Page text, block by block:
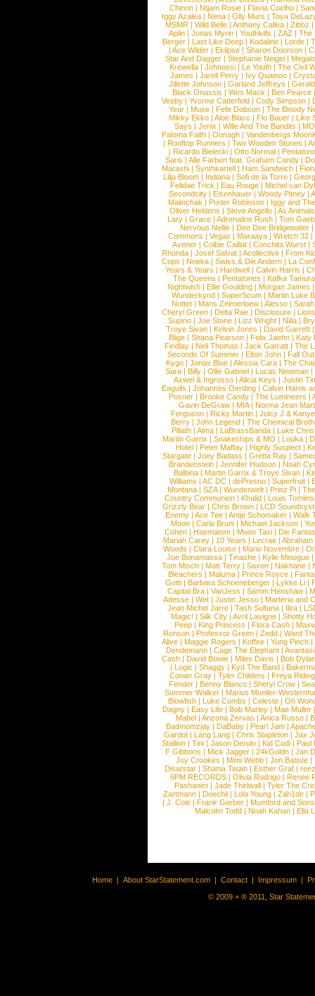
Chevin |Ntjam Rosie |Flavia Coelho |
Iggy Azalea | Nena | Olly Murs | Toya
MSMR |Wild Belle |Anthony Callea |Zibbz
Aplin | Jonas Myrin | Youthkills | ZAZ | The
Berger |Last Like Deep |Kodaline |Lorde |
|Ace Wilder |Eklipse |Sharon Doorson |
Star And Dagger | Stephanie Neigel |
Krewella | Johnossi | Le Youth | The Civil
James | Jarell Perry | Ivy Quainoo |
Jillette Johnson | Garland Jeffreys |
Black Onassis | Wes Mack | Ben Pearce
Veeby | Yvonne Catterfeld | Cody Simpson |
Year |Muse |Fefe Dobson |The Bloody
Mikky Ekko | Aloe Blacc | Flo Bauer | Like
Says | Jenix | Wille And The Bandits | MO
Paloma Faith |Oonagh |Vandenbergs
|Rooftop Runners |Two Wooden Stones |
| Ricardo Bielecki | Otto Normal |
Saris | Alle Farben feat. Graham Candy |
Marashi | Synthkartell | Ham Sandwich |
Lilja Bloom | Indiana | Sofi de la Torre |
Felidae Trick | Eau Rouge | Michel van
Secondcity |Eisenhauer |Woody Pitney |
Malinchak |Porter Robinson | Iggy and
Oliver Heldens |Steve Angello |As Animals
Lary | Grace | Adrenaline Rush | Tom
Nervous Nellie | Dee Dee Bridgewater |
Commons |Vegas |Maraaya |Wretch 32 |
Avener | Colbie Caillat | Conchita Wurst |
Rhonda | Josef Salvat | Acollective | From
Cops | Nneka | Swiss & Die Andern | La
Years & Years |Hardwell |Calvin Harris |
The Queens | Pentatones | Kafka Tamura
Nightwish |Ellie Goulding |Morgan James
Wunderkynd | SuperScum | Martin Luke
Nottet |Mans Zelmerloew |Alesso |
Cheryl Green |Delta Rae |Disclosure |
Supino |Joe Stone |Lizz Wright |Niila |
Troye Sivan | Kelvin Jones | David Garrett
Blige | Shana Pearson | Felix Jaehn | Katy
Findlay |Neil Thomas |Jack Garratt |The
Seconds Of Summer |Elton John |Fall
Kygo |Jonas Blue |Alessia Cara |The
Sara |Billy |Ollie Gabriel |Lucas Newman |
Axwel & Ingrosso | Alicia Keys | Justin
Eagulls |Johannes Oerding |Calvin Harris
Posner |Brooke Candy |The Lumineers |
Gavin DeGraw | MIA| Norma Jean
Ferguson | Ricky Martin | Juicy J &
Berry | John Legend | The Chemical
Pillath |Alma |LaBrassBanda |Luke
Martin Garrix | Snakeships & MO | Louka |
Hotel | Peter Maffay | Highly Suspect |
Stargate |Joey Badass |Gretta Ray |
Brandenstein |Jennifer Hudson |Noah
Balbina | Martin Garrix & Troye Sivan |
Williams |AC DC |dePresno |Superfruit |
Montana |SZA|Wunderwelt |Prinz Pi |
Country Communion | Khalid | Louis
Grizzly Bear | Chris Brown | LCD
Enemy | Ace Tee | Antje Schomaker | Walk
Moon |Carla Bruni |Michael Jackson |
Cohen |Haematom |Moon Taxi |Die
Mariah Carey | 10 Years | Lecrae | Abraham
Woods |Clara Louise |Mario Novembre |
Joe Bonamassa | Tinashe | Kylie Minogue |
Tom Misch |Matt Terry |Saxon |Nakhane |
Bleachers | Maluma | Prince Royce |
Gotti |Barbara Schoeneberger |Lykke Li |
Capital Bra |VanJess |Samm Henshaw |
Adesse |Wet |Justin Jesso |Marteria and
Jean Michel Jarre |Tash Sultana | Ilira |
Magic! | Silk City | Avril Lavigne | Shotty
Peep |King Princess |Flora Cash |
Ronson |Professor Green |Zedd |Ward
Alive |Maggie Rogers |Koffee |Yung Pinch |
Dendemann |Cage The Elephant |
Cash | David Bowie | Miles Davis | Bob Dylan
|Logic |Shaggy |Kyd The Band |
Conan Gray |Tyler Childers |Freya
Fender |Benny Blanco |Sheryl Crow |
Summer Walker |Marius Mueller-
Blowfish | Luke Combs | Celeste | Oh
Dagny |Easy Life |Bob Marley |Mae Muller
Mabel |Arizona Zervas |Anica Russo |
Badmomzjay |DaBaby |Pearl Jam |
Gardot | Lang Lang | Chris Stapleton | Jax
Stallion |Tini |Jason Derulo |Kid Cudi |Paul
F Gibbons | Mick Jagger | 24kGoldn | Jan
Joy Crookes | Mimi Webb | Jon Batiste |
Disarstar | Shania Twain | Esther Graf |
6PM RECORDS | Olivia Rodrigo | Renee
Pashanim |Jade Thirlwall |Tyler The
Zartmann | Doechii | Lola Young | Zah1de |
| J. Cole | Frank Gerber | Mumford and Sons
Malcolm Todd | Noah Kahan | Ella
Home | About StarStatement.com | Contact | Impressum |
© 2009 + ® 2011, Star